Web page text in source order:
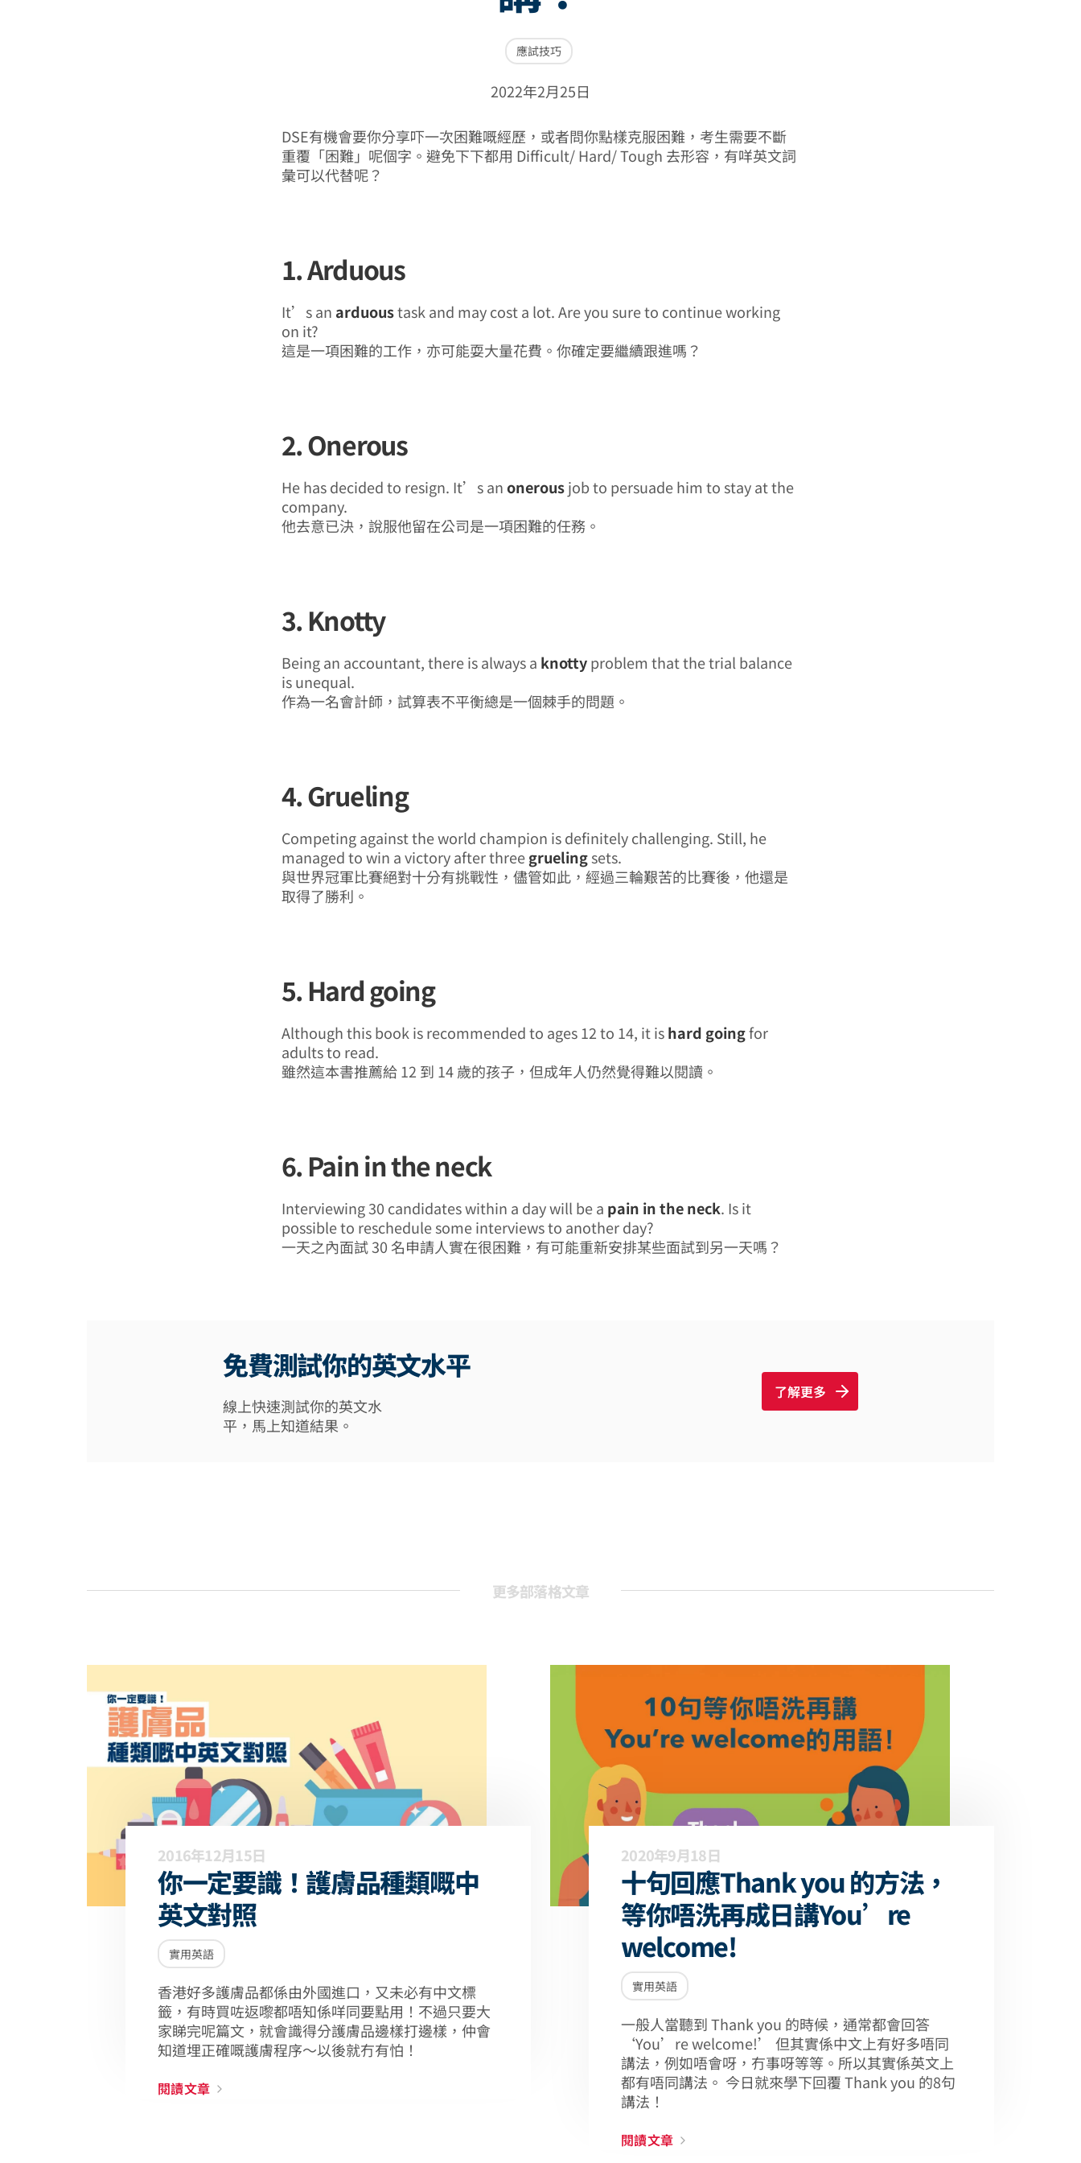
應試技巧
2022年2月25日
DSE有機會要你分享吓一次困難嘅經歷，或者問你點樣克服困難，考生需要不斷
重覆「困難」呢個字。避免下下都用 Difficult/ Hard/ Tough 去形容，有咩英文詞
彙可以代替呢？
1. Arduous
It’s an arduoustask and may cost a lot. Are you sure to continue working
on it?
這是一項困難的工作，亦可能耍大量花費。你確定要繼續跟進嗎？
2. Onerous
He has decided to resign. It’s anonerousjob to persuade him to stay at the
company.
他去意已決，說服他留在公司是一項困難的任務。
3. Knotty
Being an accountant, there is always a knottyproblem that the trial balance
is unequal.
作為一名會計師，試算表不平衡總是一個棘手的問題。
4. Grueling
Competing against the world champion is definitely challenging. Still, he
managed to win a victory after threegruelingsets.
與世界冠軍比賽絕對十分有挑戰性，儘管如此，經過三輪艱苦的比賽後，他還是
取得了勝利。
5. Hard going
Although this book is recommended to ages 12 to 14, it ishard goingfor
adults to read.
雖然這本書推薦給 12 到 14 歲的孩子，但成年人仍然覺得難以閱讀。
6. Pain in the neck
Interviewing 30 candidates within a day will be a pain in the neck. Is it
possible to reschedule some interviews to another day?
一天之內面試 30 名申請人實在很困難，有可能重新安排某些面試到另一天嗎？
免費測試你的英文水平
線上快速測試你的英文水
平，馬上知道結果。
了解更多
更多部落格文章
2016年12月15日
你一定要識！護膚品種類嘅中
英文對照
實用英語
香港好多護膚品都係由外國進口，又未必有中文標
籤，有時買咗返嚟都唔知係咩同要點用！不過只要大
家睇完呢篇文，就會識得分護膚品邊樣打邊樣，仲會
知道埋正確嘅護膚程序～以後就冇有怕！
閱讀文章
2020年9月18日
十句回應Thank you 的方法，
等你唔洗再成日講You’re
welcome!
實用英語
一般人當聽到 Thank you 的時候，通常都會回答
‘You’re welcome!’ 但其實係中文上有好多唔同
講法，例如唔會呀，冇事呀等等。所以其實係英文上
都有唔同講法。 今日就來學下回覆 Thank you 的8句
講法！
閱讀文章